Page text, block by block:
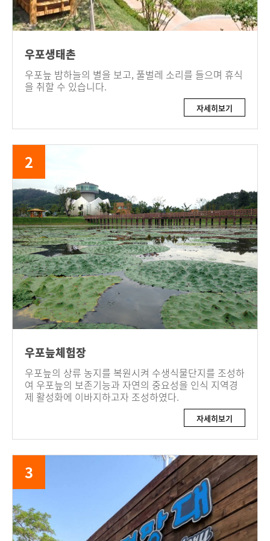
우포생태촌
우포늪 밤하늘의 별을 보고, 풀벌레 소리를 들으며 휴식
을 취할 수 있습니다.
자세히보기
2
우포늪체험장
우포늪의 상류 농지를 복원시켜 수생식물단지를 조성하
여 우포늪의 보존기능과 자연의 중요성을 인식 지역경
제 활성화에 이바지하고자 조성하였다.
자세히보기
3